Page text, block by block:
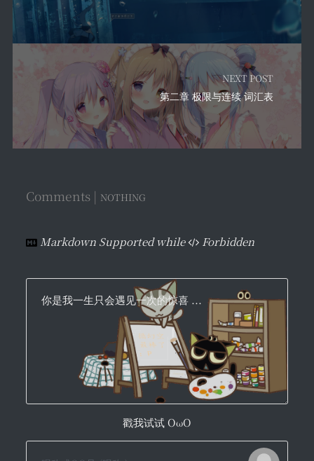
NEXT POST
第二章 极限与连续 词汇表
Comments | NOTHING
Markdown Supported while Forbidden
你是我一生只会遇见一次的惊喜 ...
戳我试试 OωO